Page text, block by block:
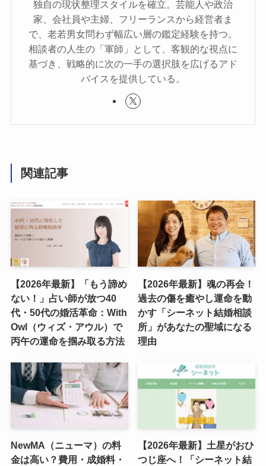
独自の現状整理スタイルを確立。芸能人や政治
家、会社員や主婦、フリーランスから経営者ま
で、老若男女問わず幅広い層の鑑定経験を持つ。
相談者の人生の「軍師」として、客観的な視点に
基づき、戦略的に次の一手の選択肢を広げるアド
バイスを提供している。
関連記事
【2026年最新】「もう諦め
ない！」占い師が放つ40
代・50代の婚活革命：With
Owl（ウィズ・アウル）で
丙午の運命を掴み取る方法
【2026年最新】魂の再会！
過去の傷を癒やし運命を動
かす「シーネット結婚相談
所」があなたの聖域になる
理由
NewMA（ニューマ）の料
金は高い？費用・成婚料・
【2026年最新】土星がおひ
つじ座へ！「シーネット結